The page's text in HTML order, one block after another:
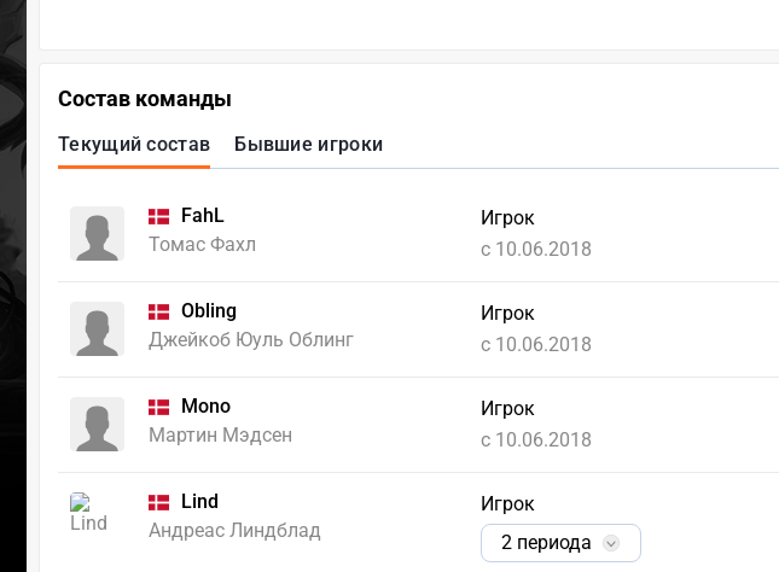
Состав команды
Текущий состав Бывшие игроки
FahL
Томас Фахл
Игрок
c 10.06.2018
Obling
Джейкоб Юуль Облинг
Игрок
c 10.06.2018
Mono
Мартин Мэдсен
Игрок
c 10.06.2018
Lind
Андреас Линдблад
Игрок
2 периода